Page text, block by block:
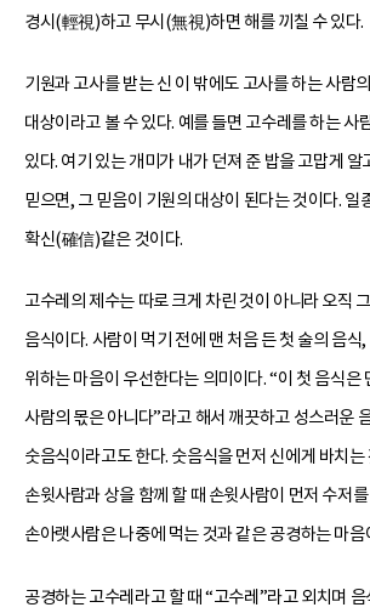
경시(輕視)하고 무시(無視)하면 해를 끼칠 수 있다.
기원과 고사를 받는 신 이 밖에도 고사를 하는 사람
대상이라고 볼 수 있다. 예를 들면 고수레를 하는 사
있다. 여기 있는 개미가 내가 던져 준 밥을 고맙게 알
믿으면, 그 믿음이 기원의 대상이 된다는 것이다. 일
확신(確信)같은 것이다.
고수레의 제수는 따로 크게 차린 것이 아니라 오직
음식이다. 사람이 먹기 전에 맨 처음 든 첫 술의 음식
위하는 마음이 우선한다는 의미이다. “이 첫 음식은
사람의 몫은 아니다”라고 해서 깨끗하고 성스러운
숫음식이라고도 한다. 숫음식을 먼저 신에게 바치는
손윗사람과 상을 함께 할 때 손윗사람이 먼저 수저를
손아랫사람은 나중에 먹는 것과 같은 공경하는 마음
공경하는 고수레라고 할 때 “고수레”라고 외치며